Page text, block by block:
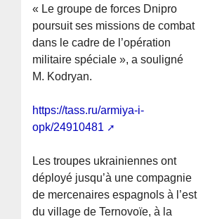
« Le groupe de forces Dnipro
poursuit ses missions de combat
dans le cadre de l’opération
militaire spéciale », a souligné
M. Kodryan.
https://tass.ru/armiya-i-
opk/24910481
Les troupes ukrainiennes ont
déployé jusqu’à une compagnie
de mercenaires espagnols à l’est
du village de Ternovoïe, à la